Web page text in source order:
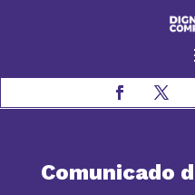
Comunicado